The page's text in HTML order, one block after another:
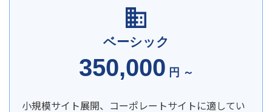
ベーシック
350,000 円 ～
小規模サイト展開、コーポレートサイトに適してい